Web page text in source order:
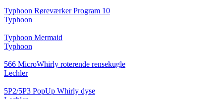
Typhoon Røreværker Program 10
Typhoon
Typhoon Mermaid
Typhoon
566 MicroWhirly roterende rensekugle
Lechler
5P2/5P3 PopUp Whirly dyse